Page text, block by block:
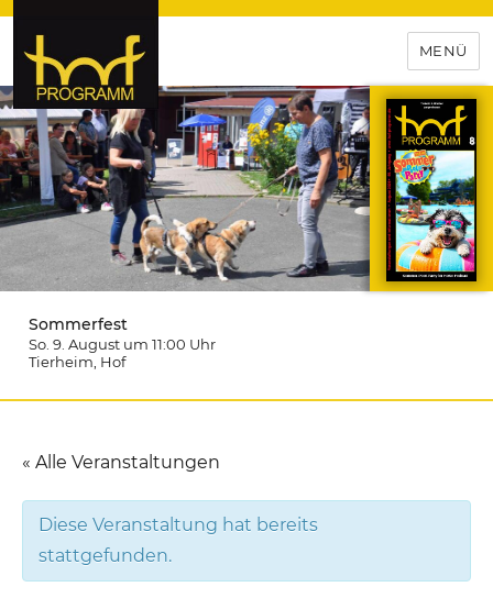
hof-programm – das
Veranstaltungsportal für
Hochfranken
MENÜ
Sommerfest
So. 9. August um 11:00 Uhr
Tierheim , Hof
« Alle Veranstaltungen
Diese Veranstaltung hat bereits
stattgefunden.